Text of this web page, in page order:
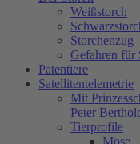
Weißstorch
Storchenzug
Gefahren für
Patentiere
Satellitentelemetrie
Mit
Peter
Tierprofile
Mose